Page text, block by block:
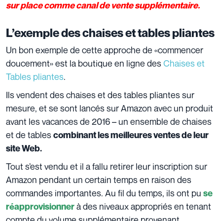
sur place comme canal de vente supplémentaire.
L’exemple des chaises et tables pliantes
Un bon exemple de cette approche de «commencer
doucement» est la boutique en ligne desChaises et
Tables pliantes.
Ils vendent des chaises et des tables pliantes sur
mesure, et se sont lancés sur Amazon avec un produit
avant les vacances de 2016 – un ensemble de chaises
et de tablescombinant les meilleures ventes de leur
site Web.
Tout s’est vendu et il a fallu retirer leur inscription sur
Amazon pendant un certain temps en raison des
commandes importantes. Au fil du temps, ils ont pu se
réapprovisionnerà des niveaux appropriés en tenant